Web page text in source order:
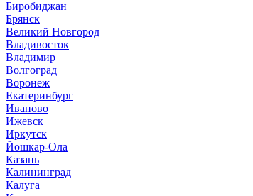
Биробиджан
Брянск
Великий Новгород
Владивосток
Владимир
Волгоград
Воронеж
Екатеринбург
Иваново
Ижевск
Иркутск
Йошкар-Ола
Казань
Калининград
Калуга